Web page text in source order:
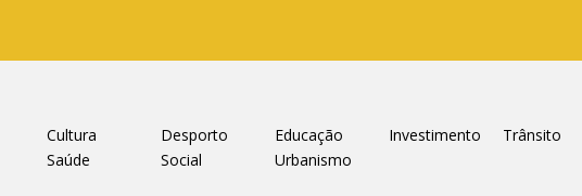
Cultura Desporto Educação Investimento
Trânsito
Saúde Social Urbanismo